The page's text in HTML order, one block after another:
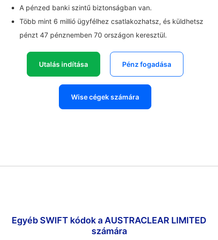
A pénzed banki szintű biztonságban van.
Több mint 6 millió ügyfélhez csatlakozhatsz, és küldhetsz
pénzt 47 pénznemben 70 országon keresztül.
Utalás indítása Pénz fogadása
Wise cégek számára
Egyéb SWIFT kódok a AUSTRACLEAR LIMITED
számára